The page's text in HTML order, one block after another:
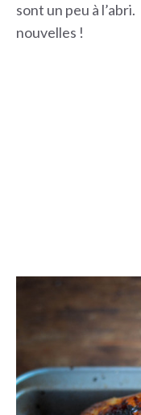
sont un peu à
nouvelles !